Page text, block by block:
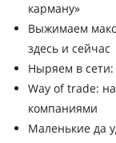
карману»
Выжимаем
здесь и сейчас
Ныряем в
Way of trade:
компаниями
Маленькие да